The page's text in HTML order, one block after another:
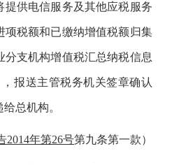
提供电信服务及其他应税服务
项税额和已缴纳增值税额归集
分支机构增值税汇总纳税信息
，报送主管税务机关签章确认
总机构。
2014年第26号第九条第一款）